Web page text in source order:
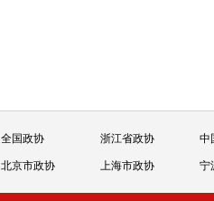
全国政协 浙江省政协 中
北京市政协 上海市政协 宁